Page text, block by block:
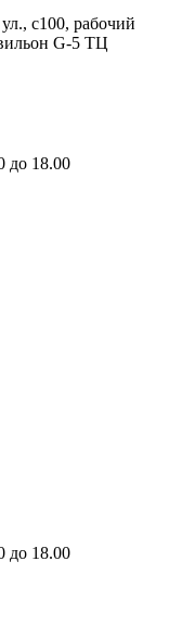
с100, рабочий
G-5 ТЦ
до 18.00
до 18.00